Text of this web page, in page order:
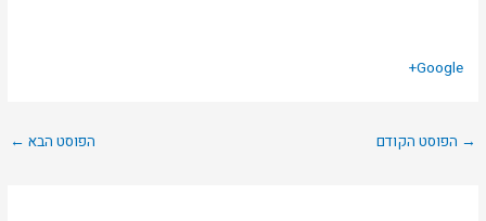
Google+
→ הפוסט הקודם הפוסט הבא ←